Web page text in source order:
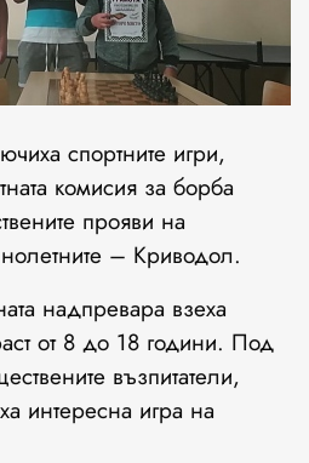
спортните игри,
комисия за борба
прояви на
– Криводол.
надпревара взеха
от 8 до 18 години. Под
възпитатели,
интересна игра на